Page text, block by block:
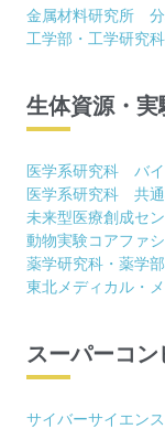
金属材料研究所 分
工学部・工学研究
生体資源・実
医学系研究科 バイ
医学系研究科 共
未来型医療創成セ
動物実験コアファ
薬学研究科・薬学
東北メディカル・
スーパーコ
サイバーサイエン